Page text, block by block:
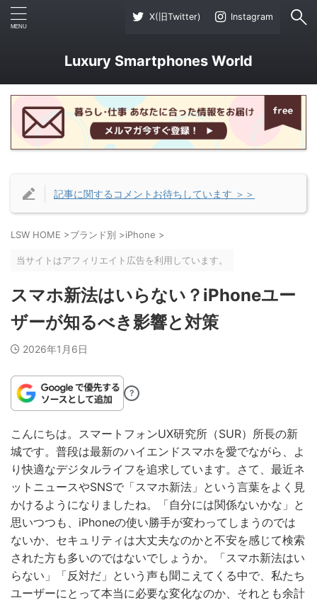
X(旧Twitter) Instagram
Luxury Smartphones World
記事に関するコメントお待ちしています ＞＞
LSW HOME >ブランド別 >iPhone >
当サイトはアフィリエイト広告を利用しています。
スマホ新法はいらない？iPhoneユー
ザーが知るべき影響と対策
2026年1月6日
?
こんにちは。スマートフォンUX研究所（SUR）所長の新
城です。普段は最新のハイエンドスマホを愛でながら、よ
り快適なデジタルライフを追求しています。さて、最近ネ
ットニュースやSNSで「スマホ新法」という言葉をよく見
かけるようになりましたね。「自分には関係ないかな」と
思いつつも、iPhoneの使い勝手が変わってしまうのでは
ないか、セキュリティは大丈夫なのかと不安を感じて検索
された方も多いのではないでしょうか。「スマホ新法はい
らない」「反対だ」という声も聞こえてくる中で、私たち
ユーザーにとって本当に必要な変化なのか、それとも余計